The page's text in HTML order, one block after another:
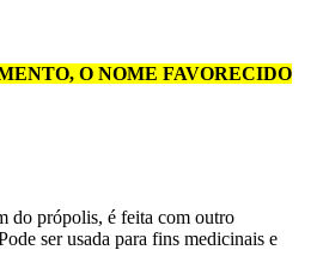
O NOME FAVORECIDO
do própolis, é feita com outro
ser usada para fins medicinais e